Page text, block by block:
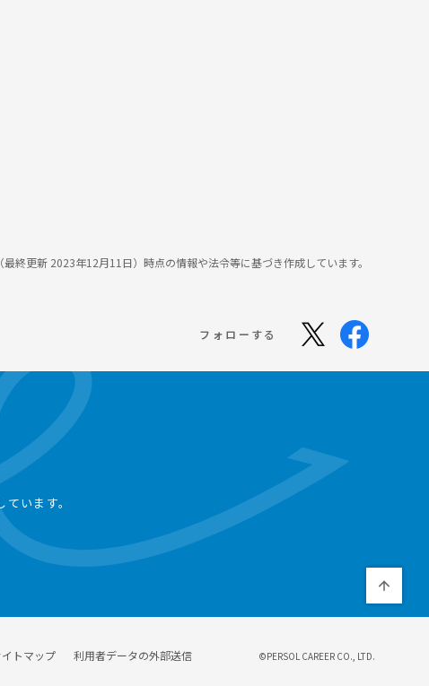
終更新 2023年12月11日）時点の情報や法令等に基づき作成しています。
フォローする
います。
トマップ 利用者データの外部送信 ©PERSOL CAREER CO., LTD.